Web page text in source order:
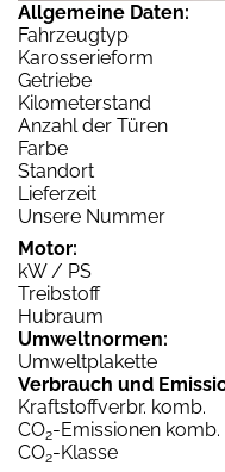
Allgemeine Daten:
Fahrzeugtyp
Karosserieform
Getriebe
Kilometerstand
Anzahl der Türen
Farbe
Standort
Lieferzeit
Unsere Nummer
Motor:
kW / PS
Treibstoff
Hubraum
Umweltnormen:
Umweltplakette
Verbrauch und
Kraftstoffverbr. komb.
CO2-Emissionen komb.
CO2-Klasse